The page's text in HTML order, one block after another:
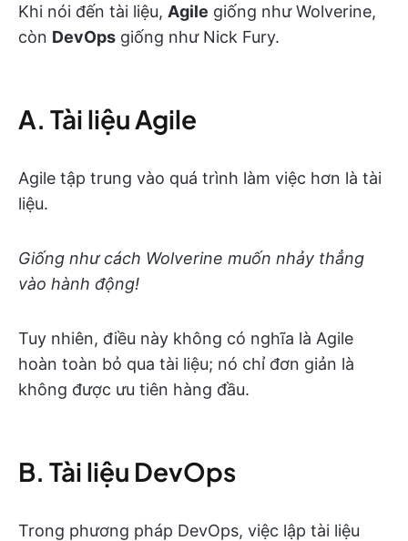
Khi nói đến tài liệu, Agile giống như Wolverine,
còn DevOps giống như Nick Fury.
A. Tài liệu Agile
Agile tập trung vào quá trình làm việc hơn là tài
liệu.
Giống như cách Wolverine muốn nhảy thẳng
vào hành động!
Tuy nhiên, điều này không có nghĩa là Agile
hoàn toàn bỏ qua tài liệu; nó chỉ đơn giản là
không được ưu tiên hàng đầu.
B. Tài liệu DevOps
Trong phương pháp DevOps, việc lập tài liệu